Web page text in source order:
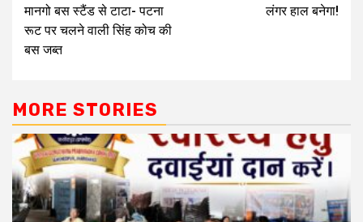
मानगो बस स्टैंड से टाटा- पटना
रूट पर चलने वाली सिंह कोच की
बस जब्त
लंगर हाल बनेगा!
MORE STORIES